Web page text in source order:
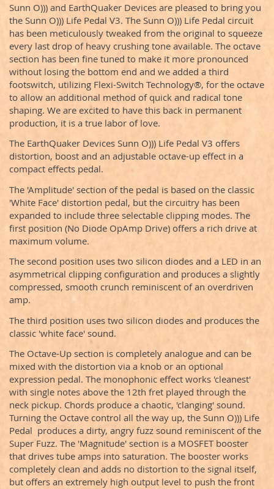
Sunn O))) and EarthQuaker Devices are pleased to bring you
the Sunn O))) Life Pedal V3. The Sunn O))) Life Pedal circuit
has been meticulously tweaked from the original to squeeze
every last drop of heavy crushing tone available. The octave
section has been fine tuned to make it more pronounced
without losing the bottom end and we added a third
footswitch, utilizing Flexi-Switch Technology®, for the octave
to allow an additional method of quick and radical tone
shaping. We are excited to have this back in permanent
production, it is a true labor of love.
The EarthQuaker Devices Sunn O))) Life Pedal V3 offers
distortion, boost and an adjustable octave-up effect in a
compact effects pedal.
The 'Amplitude' section of the pedal is based on the classic
'White Face' distortion pedal, but the circuitry has been
expanded to include three selectable clipping modes. The
first position (No Diode OpAmp Drive) offers a rich drive at
maximum volume.
The second position uses two silicon diodes and a LED in an
asymmetrical clipping configuration and produces a slightly
compressed, smooth crunch reminiscent of an overdriven
amp.
The third position uses two silicon diodes and produces the
classic 'white face' sound.
The Octave-Up section is completely analogue and can be
mixed with the distortion via a knob or an optional
expression pedal. The monophonic effect works 'cleanest'
with single notes above the 12th fret played through the
neck pickup. Chords produce a chaotic, 'clanging' sound.
Turning the Octave control all the way up, the Sunn O))) Life
Pedal produces a dirty, angry fuzz sound reminiscent of the
Super Fuzz. The 'Magnitude' section is a MOSFET booster
that drives tube amps into saturation. The booster works
completely clean and adds no distortion to the signal itself,
but offers an extremely high output level to push the front